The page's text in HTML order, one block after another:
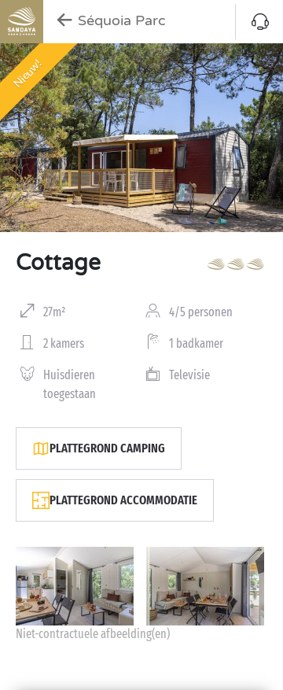
Séquoia Parc
Nieuw!
Cottage
27m² 4/5 personen
2 kamers 1 badkamer
Huisdieren
toegestaan
Televisie
PLATTEGROND CAMPING
PLATTEGROND ACCOMMODATIE
Niet-contractuele afbeelding(en)